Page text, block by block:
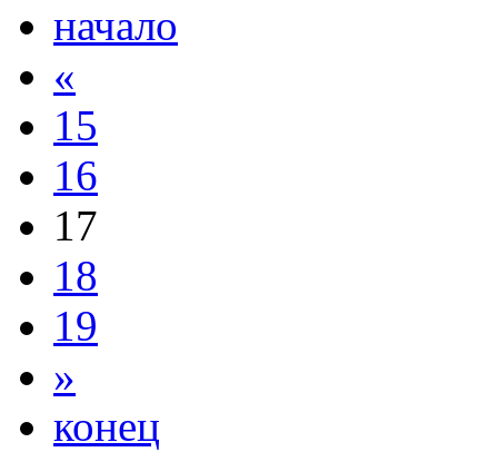
начало
«
15
16
17
18
19
»
конец